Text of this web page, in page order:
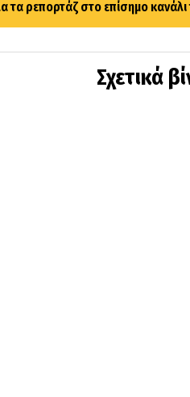
τα ρεπορτάζ στο επίσημο
Σχετικά